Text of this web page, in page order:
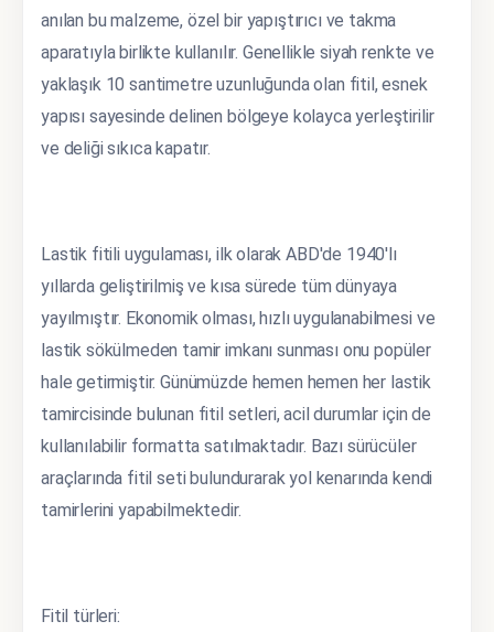
anılan bu malzeme, özel bir yapıştırıcı ve takma
aparatıyla birlikte kullanılır. Genellikle siyah renkte ve
yaklaşık 10 santimetre uzunluğunda olan fitil, esnek
yapısı sayesinde delinen bölgeye kolayca yerleştirilir
ve deliği sıkıca kapatır.
Lastik fitili uygulaması, ilk olarak ABD'de 1940'lı
yıllarda geliştirilmiş ve kısa sürede tüm dünyaya
yayılmıştır. Ekonomik olması, hızlı uygulanabilmesi ve
lastik sökülmeden tamir imkanı sunması onu popüler
hale getirmiştir. Günümüzde hemen hemen her lastik
tamircisinde bulunan fitil setleri, acil durumlar için de
kullanılabilir formatta satılmaktadır. Bazı sürücüler
araçlarında fitil seti bulundurarak yol kenarında kendi
tamirlerini yapabilmektedir.
Fitil türleri: